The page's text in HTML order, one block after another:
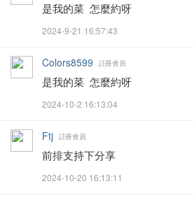
是我的菜 怎麼約呀
2024-9-21 16:57:43
Colors8599 註冊會員
是我的菜 怎麼約呀
2024-10-2 16:13:04
Ftj 註冊會員
前排支持下分享
2024-10-20 16:13:11